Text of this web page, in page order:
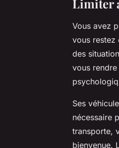
Limiter
Vous avez
vous restez
des
vous
Ses
nécessaire
transporte,
bienvenue.